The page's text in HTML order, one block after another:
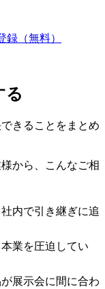
録（無料）
る
きることをまとめ
から、こんなご相
内で引き継ぎに追
業を圧迫してい
展示会に間に合わ